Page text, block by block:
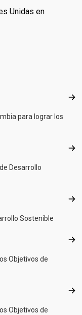
Unidas en
para lograr los
Desarrollo
Sostenible
Objetivos de
Objetivos de